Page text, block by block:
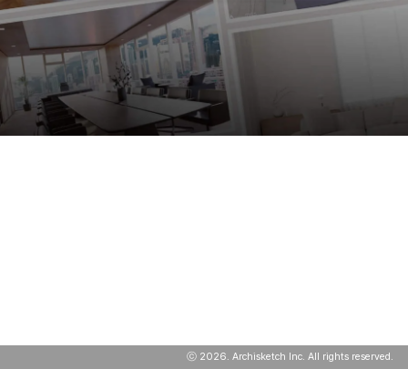
ⓒ 2026. Archisketch Inc. All rights reserved.